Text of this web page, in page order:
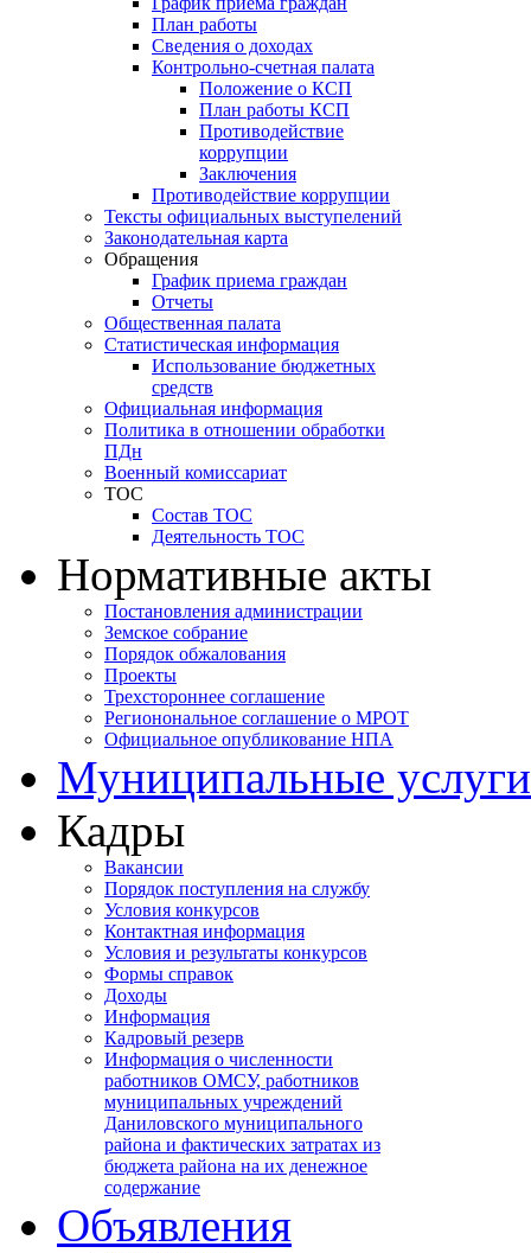
План работы
Сведения о доходах
Контрольно-счетная палата
Положение о КСП
План работы КСП
Противодействие
коррупции
Заключения
Противодействие коррупции
Тексты официальных выступелений
Законодательная карта
Обращения
График приема граждан
Отчеты
Общественная палата
Статистическая информация
Использование бюджетных
средств
Официальная информация
Политика в отношении обработки
ПДн
Военный комиссариат
ТОС
Состав ТОС
Деятельность ТОС
Нормативные акты
Постановления администрации
Земское собрание
Порядок обжалования
Проекты
Трехстороннее соглашение
Регионональное соглашение о МРОТ
Официальное опубликование НПА
Муниципальные услуги
Кадры
Вакансии
Порядок поступления на службу
Условия конкурсов
Контактная информация
Условия и результаты конкурсов
Формы справок
Доходы
Информация
Кадровый резерв
Информация о численности
работников ОМСУ, работников
муниципальных учреждений
Даниловского муниципального
района и фактических затратах из
бюджета района на их денежное
содержание
Объявления